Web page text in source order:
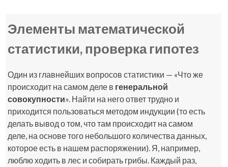
to
Элементы математической
статистики, проверка гипотез
Один из главнейших вопросов статистики — «Что же
происходит на самом деле в генеральной
совокупности». Найти на него ответ трудно и
приходится пользоваться методом индукции (то есть
делать вывод о том, что там происходит на самом
деле, на основе того небольшого количества данных,
которое есть в нашем распоряжении). Я, например,
люблю ходить в лес и собирать грибы. Каждый раз,